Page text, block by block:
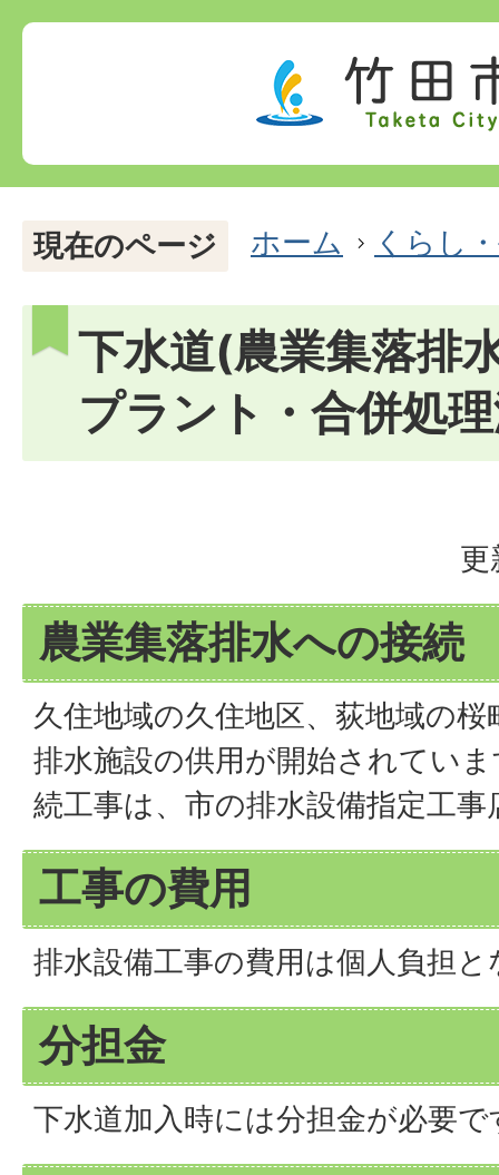
現在のページ ホーム くらし
下水道(農業集落排
プラント・合併処
更
農業集落排水への接続
久住地域の久住地区、荻地域の
排水施設の供用が開始されてい
続工事は、市の排水設備指定工
工事の費用
排水設備工事の費用は個人負担
分担金
下水道加入時には分担金が必要で